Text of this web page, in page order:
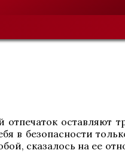
в безопасности
сказалось на ее